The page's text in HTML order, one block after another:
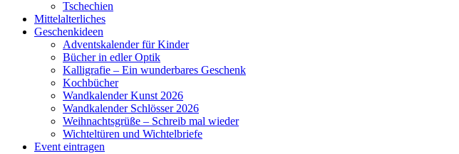
Tschechien
Mittelalterliches
Geschenkideen
Adventskalender für Kinder
Bücher in edler Optik
Kalligrafie – Ein wunderbares Geschenk
Kochbücher
Wandkalender Kunst 2026
Wandkalender Schlösser 2026
Weihnachtsgrüße – Schreib mal wieder
Wichteltüren und Wichtelbriefe
Event eintragen